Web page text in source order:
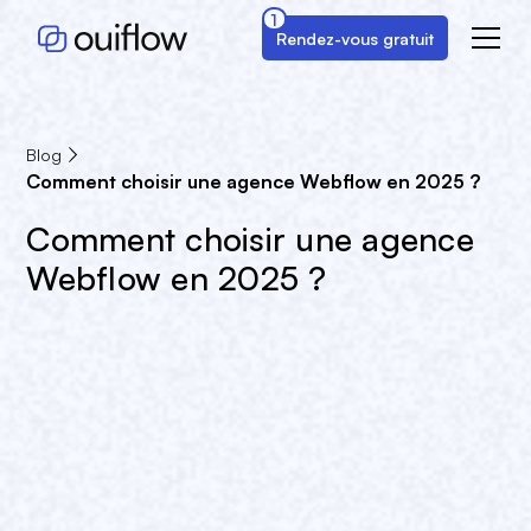
Rendez-vous gratuit
1
Blog
Comment choisir une agence Webflow en 2025 ?
Comment choisir une agence
Webflow en 2025 ?